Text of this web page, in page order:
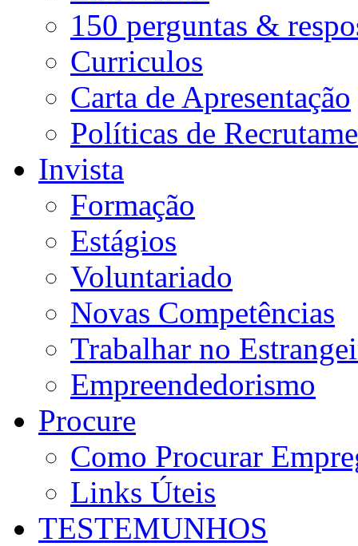
150 perguntas &
Curriculos
Carta de Apresentação
Políticas de
Invista
Formação
Estágios
Voluntariado
Novas Competências
Trabalhar no
Empreendedorismo
Procure
Como Procurar
Links Úteis
TESTEMUNHOS